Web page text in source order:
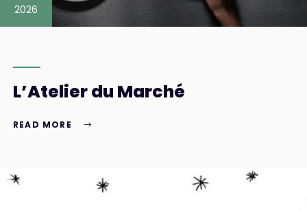
2026
L’Atelier du Marché
READ MORE